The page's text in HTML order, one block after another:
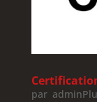
par